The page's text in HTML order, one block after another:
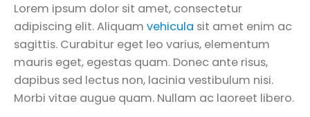
Lorem ipsum dolor sit amet, consectetur
adipiscing elit. Aliquam vehicula sit amet enim ac
sagittis. Curabitur eget leo varius, elementum
mauris eget, egestas quam. Donec ante risus,
dapibus sed lectus non, lacinia vestibulum nisi.
Morbi vitae augue quam. Nullam ac laoreet libero.